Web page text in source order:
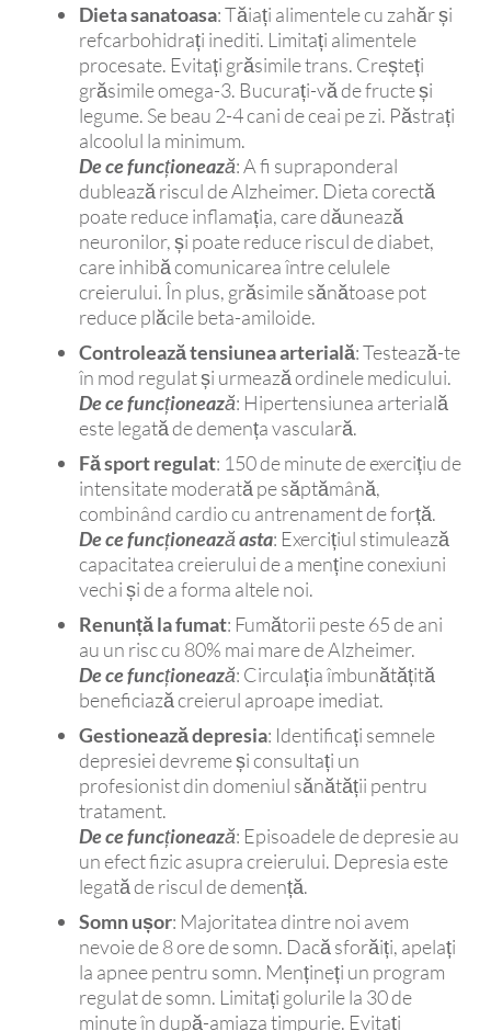
Dieta sanatoasa: Tăiați alimentele cu zahăr și
refcarbohidrați inediti. Limitați alimentele
procesate. Evitați grăsimile trans. Creșteți
grăsimile omega-3. Bucurați-vă de fructe și
legume. Se beau 2-4 cani de ceai pe zi. Păstrați
alcoolul la minimum.
De ce funcționează: A fi supraponderal
dublează riscul de Alzheimer. Dieta corectă
poate reduce inflamația, care dăunează
neuronilor, și poate reduce riscul de diabet,
care inhibă comunicarea între celulele
creierului. În plus, grăsimile sănătoase pot
reduce plăcile beta-amiloide.
Controlează tensiunea arterială: Testează-te
în mod regulat și urmează ordinele medicului.
De ce funcționează: Hipertensiunea arterială
este legată de demența vasculară.
Fă sport regulat: 150 de minute de exercițiu de
intensitate moderată pe săptămână,
combinând cardio cu antrenament de forță.
De ce funcționează asta: Exercițiul stimulează
capacitatea creierului de a menține conexiuni
vechi și de a forma altele noi.
Renunță la fumat: Fumătorii peste 65 de ani
au un risc cu 80% mai mare de Alzheimer.
De ce funcționează: Circulația îmbunătățită
beneficiază creierul aproape imediat.
Gestionează depresia: Identificați semnele
depresiei devreme și consultați un
profesionist din domeniul sănătății pentru
tratament.
De ce funcționează: Episoadele de depresie au
un efect fizic asupra creierului. Depresia este
legată de riscul de demență.
Somn ușor: Majoritatea dintre noi avem
nevoie de 8 ore de somn. Dacă sforăiți, apelați
la apnee pentru somn. Mențineți un program
regulat de somn. Limitați golurile la 30 de
minute în după-amiaza timpurie. Evitați